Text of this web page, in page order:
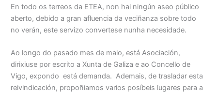
En todo os terreos da ETEA, non hai ningún aseo público
aberto, debido a gran afluencia da veciñanza sobre todo
no verán, este servizo convertese nunha necesidade.
Ao longo do pasado mes de maio, está Asociación,
dirixiuse por escrito a Xunta de Galiza e ao Concello de
Vigo, expondo está demanda. Ademais, de trasladar esta
reivindicación, propoñiamos varios posíbeis lugares para a